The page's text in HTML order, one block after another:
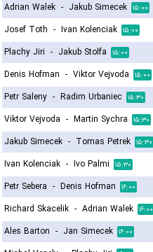
Adrian Walek - Jakub Simecek ۱۵:۰۰
Josef Toth - Ivan Kolenciak ۱۵:۰۰
Plachy Jiri - Jakub Stolfa ۱۵:۰۰
Denis Hofman - Viktor Vejvoda ۱۵:۰۰
Petr Saleny - Radim Urbaniec ۱۵:۳۰
Viktor Vejvoda - Martin Sychra ۱۵:۳۰
Jakub Simecek - Tomas Petrek ۱۵:۳۰
Ivan Kolenciak - Ivo Palmi ۱۵:۳۰
Petr Sebera - Denis Hofman ۱۶:۰۰
Richard Skacelik - Adrian Walek ۱۶:۰۰
Ales Barton - Jan Simecek ۱۶:۰۰